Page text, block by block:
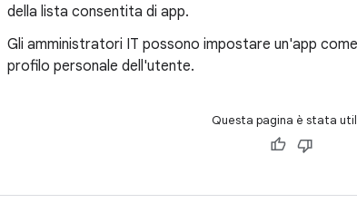
della lista consentita di app.
Gli amministratori IT possono impostare un'app
profilo personale dell'utente.
Questa pagina è stata